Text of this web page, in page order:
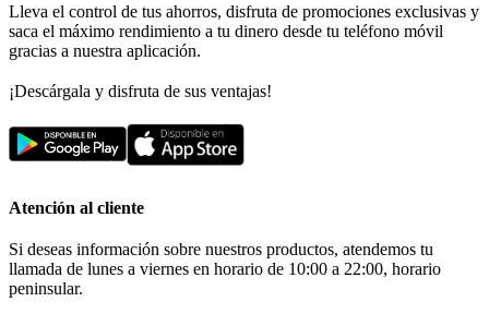
Lleva el control de tus ahorros, disfruta de promociones exclusivas y
saca el máximo rendimiento a tu dinero desde tu teléfono móvil
gracias a nuestra aplicación.
¡Descárgala y disfruta de sus ventajas!
Atención al cliente
Si deseas información sobre nuestros productos, atendemos tu
llamada de lunes a viernes en horario de 10:00 a 22:00, horario
peninsular.